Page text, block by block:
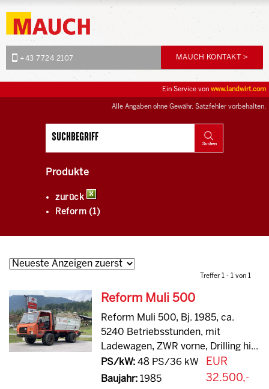
+43 7724 2107 MAUCH KONTAKT >
Alle Angaben ohne Gewähr. Satzfehler vorbehalten.
Ein Service von www.landwirt.com
Produkte
zurück
Reform (1)
Treffer 1 - 1 von 1
Reform Muli 500
Reform Muli 500, Bj. 1985, ca.
5240 Betriebsstunden, mit
Ladewagen, ZWR vorne, Drilling hi...
PS/kW:48 PS/36 kW
Baujahr:1985
EUR
32.500,-